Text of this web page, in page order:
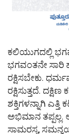
ಕಲಿಯುಗದಲ್ಲಿ
ಭಗವಂತನೇ ಸಾರಿ
ರಕ್ಷಿಸಬೇಕು.
ರಕ್ಷಿಸುತ್ತದೆ.
ಶಕ್ತಿಗಳನ್ನಾಗಿ ಎತ್ತಿ
ಅಭಿಮಾನ ತಪ್ಪಲ್ಲ.
ಸಾಮರಸ್ಯ,